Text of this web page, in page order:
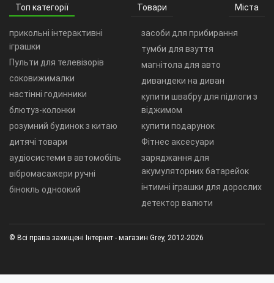
Топ категорії Товари Міста
прикольні інтерактивні
іграшки
Пульти для телевізорів
соковижималки
настінні годинники
блютуз-колонки
розумний будинок з китаю
дитячі товари
аудіосистеми в автомобіль
вібромасажери ручні
бінокль одноокий
засоби для прибирання
тумби для взуття
магнітола для авто
дивандеки на диван
купити швабру для підлоги з
віджимом
купити подарунок
Фітнес аксесуари
заряджання для
акумуляторних батарейок
інтимні іграшки для дорослих
детектор валюти
© Всі права захищені Інтернет - магазин Grey, 2012-2026